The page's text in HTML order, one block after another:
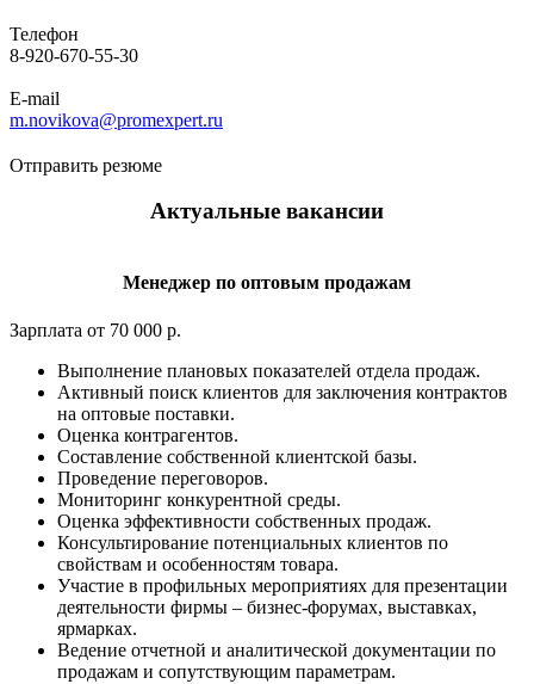
Телефон
8-920-670-55-30
E-mail
m.novikova@promexpert.ru
Отправить резюме
Актуальные вакансии
Менеджер по оптовым продажам
Зарплата от 70 000 р.
Выполнение плановых показателей отдела продаж.
Активный поиск клиентов для заключения контрактов
на оптовые поставки.
Оценка контрагентов.
Составление собственной клиентской базы.
Проведение переговоров.
Мониторинг конкурентной среды.
Оценка эффективности собственных продаж.
Консультирование потенциальных клиентов по
свойствам и особенностям товара.
Участие в профильных мероприятиях для презентации
деятельности фирмы – бизнес-форумах, выставках,
ярмарках.
Ведение отчетной и аналитической документации по
продажам и сопутствующим параметрам.